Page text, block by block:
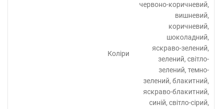
Коліри
червоно-коричневий,
вишневий,
коричневий,
шоколадний,
яскраво-зелений,
зелений, світло-
зелений, темно-
зелений, блакитний,
яскраво-блакитний,
синій, світло-сірий,